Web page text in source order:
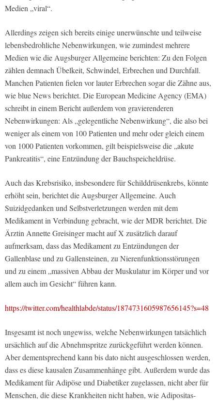
Medien „viral“.
Allerdings zeigen sich bereits einige unerwünschte und teilweise
lebensbedrohliche Nebenwirkungen, wie zumindest mehrere
Medien wie die Augsburger Allgemeine berichten: Zu den Folgen
zählen demnach Übelkeit, Schwindel, Erbrechen und Durchfall.
Manchen Patienten fielen vor lauter Erbrechen sogar die Zähne aus,
wie blue News berichtet. Die European Medicine Agency (EMA)
schreibt in einem Bericht außerdem von gravierenderen
Nebenwirkungen: Als „gelegentliche Nebenwirkung“, die also bei
weniger als einem von 100 Patienten und mehr oder gleich einem
von 1000 Patienten vorkommen, gilt beispielsweise die „akute
Pankreatitis“, eine Entzündung der Bauchspeicheldrüse.
Auch das Krebsrisiko, insbesondere für Schilddrüsenkrebs, könnte
erhöht sein, berichtet die Augsburger Allgemeine. Auch
Suizidgedanken und Selbstverletzungen werden mit dem
Medikament in Verbindung gebracht, wie der MDR berichtet. Die
Ärztin Annette Greisinger macht auf X zusätzlich darauf
aufmerksam, dass das Medikament zu Entzündungen der
Gallenblase und zu Gallensteinen, zu Nierenfunktionsstörungen
und zu einem „massiven Abbau der Muskulatur im Körper und vor
allem auch im Gesicht“ führen kann.
https://twitter.com/healthlabde/status/1874731605987656145?s=48
Insgesamt ist noch ungewiss, welche Nebenwirkungen tatsächlich
ursächlich auf die Abnehmspritze zurückgeführt werden können.
Aber dementsprechend kann bis dato nicht ausgeschlossen werden,
dass es diese kausalen Zusammenhänge gibt. Außerdem wurde das
Medikament für Adipöse und Diabetiker zugelassen, nicht aber für
Menschen, die diese Krankheiten nicht haben, wie Adipositas-